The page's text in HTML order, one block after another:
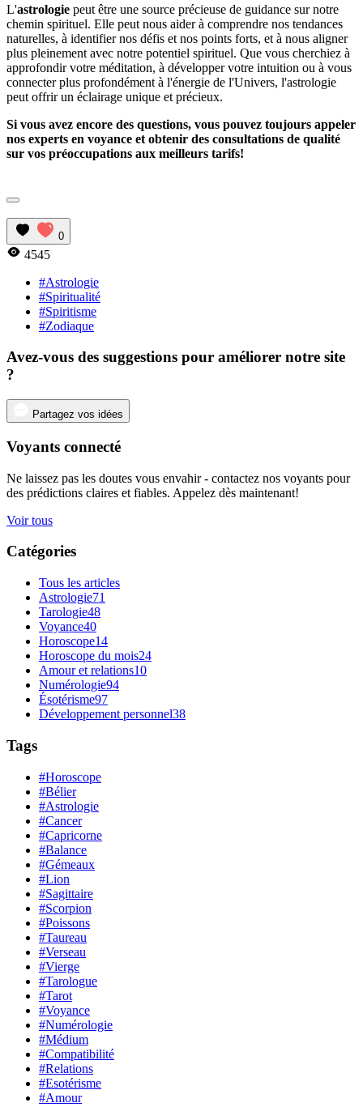
L'astrologie peut être une source précieuse de guidance sur notre
chemin spirituel. Elle peut nous aider à comprendre nos tendances
naturelles, à identifier nos défis et nos points forts, et à nous aligner
plus pleinement avec notre potentiel spirituel. Que vous cherchiez à
approfondir votre méditation, à développer votre intuition ou à vous
connecter plus profondément à l'énergie de l'Univers, l'astrologie
peut offrir un éclairage unique et précieux.
Si vous avez encore des questions, vous pouvez toujours appeler
nos experts en voyance et obtenir des consultations de qualité
sur vos préoccupations aux meilleurs tarifs!
0
4545
#Astrologie
#Spiritualité
#Spiritisme
#Zodiaque
Avez-vous des suggestions pour améliorer notre site
?
Partagez vos idées
Voyants connecté
Ne laissez pas les doutes vous envahir - contactez nos voyants pour
des prédictions claires et fiables. Appelez dès maintenant!
Voir tous
Catégories
Tous les articles
Astrologie71
Tarologie48
Voyance40
Horoscope14
Horoscope du mois24
Amour et relations10
Numérologie94
Ésotérisme97
Développement personnel38
Tags
#Horoscope
#Bélier
#Astrologie
#Cancer
#Capricorne
#Balance
#Gémeaux
#Lion
#Sagittaire
#Scorpion
#Poissons
#Taureau
#Verseau
#Vierge
#Tarologue
#Tarot
#Voyance
#Numérologie
#Médium
#Compatibilité
#Relations
#Esotérisme
#Amour